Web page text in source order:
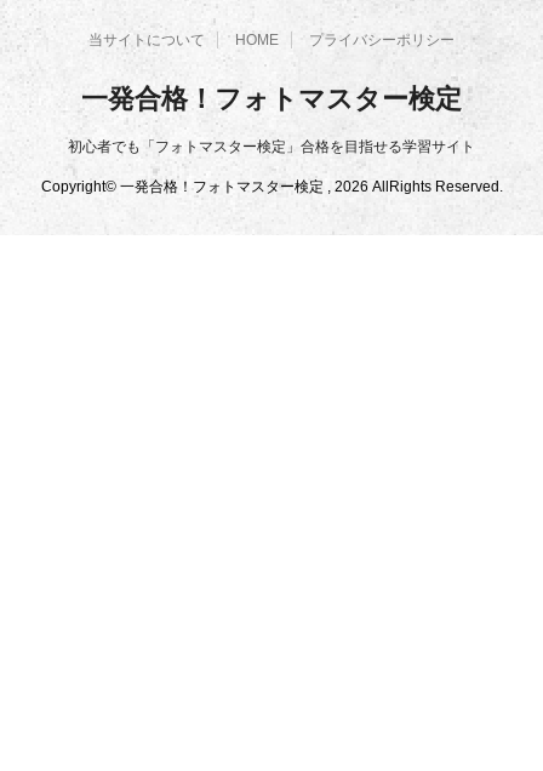
当サイトについて HOME プライバシーポリシー
一発合格！フォトマスター検定
初心者でも「フォトマスター検定」合格を目指せる学習サイト
Copyright© 一発合格！フォトマスター検定 , 2026 AllRights Reserved.